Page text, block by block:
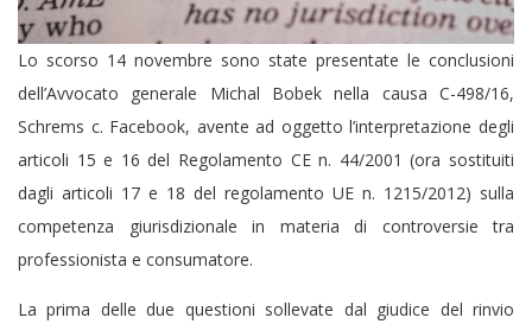
Lo scorso 14 novembre sono state presentate le conclusioni
dell’Avvocato generale Michal Bobek nella causa C-498/16,
Schrems c. Facebook, avente ad oggetto l’interpretazione degli
articoli 15 e 16 del Regolamento CE n. 44/2001 (ora sostituiti
dagli articoli 17 e 18 del regolamento UE n. 1215/2012) sulla
competenza giurisdizionale in materia di controversie tra
professionista e consumatore.
La prima delle due questioni sollevate dal giudice del rinvio